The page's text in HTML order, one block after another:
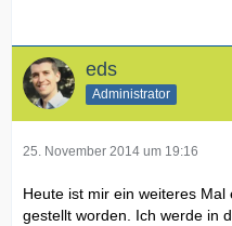
eds
Administrator
25. November 2014 um 19:16
Heute ist mir ein weiteres Mal
gestellt worden. Ich werde in